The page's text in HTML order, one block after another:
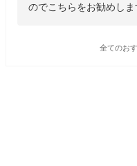
のでこちらをお勧めしま
全てのお